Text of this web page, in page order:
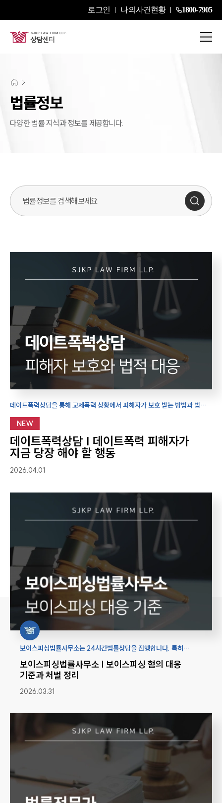
로그인 나의사건현황 1800-7905
법률정보
다양한 법률 지식과 정보를 제공합니다.
데이트폭력상담을 통해 교제폭력 상황에서 피해자가 보호 받는 방법과 법적
NEW
데이트폭력상담 | 데이트폭력 피해자가
지금 당장 해야 할 행동
2026.04.01
보이스피싱법률사무소는 24시간법률상담을 진행합니다. 특히
수립하는데 주력합니다.
보이스피싱법률사무소 | 보이스피싱 혐의 대응
기준과 처벌 정리
2026.03.31